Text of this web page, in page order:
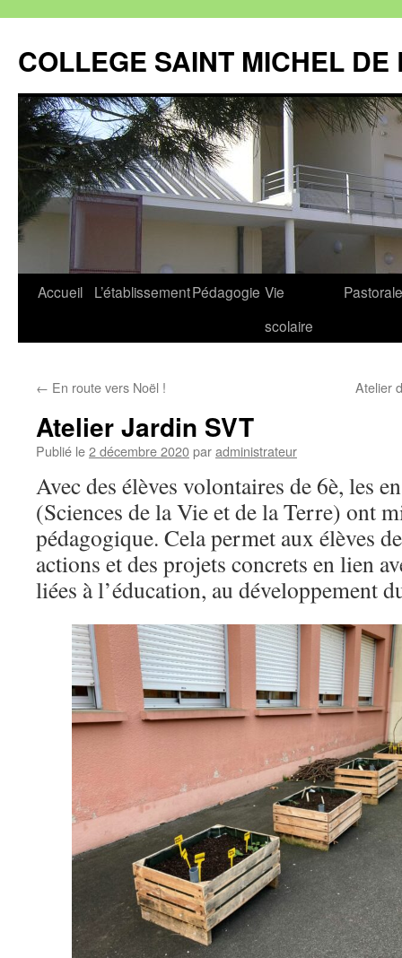
contenu
COLLEGE SAINT MICHEL DE
Accueil L’établissementPédagogie Vie
scolaire
Pastorale
← En route vers Noël ! Atelier
Atelier Jardin SVT
Publié le2 décembre 2020paradministrateur
Avec des élèves volontaires de 6è, les
(Sciences de la Vie et de la Terre) ont
pédagogique. Cela permet aux élèves
actions et des projets concrets en lien
liées à l’éducation, au développement